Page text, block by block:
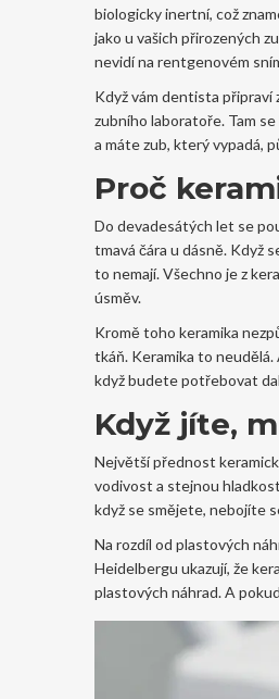
biologicky inertní, což
jako u vašich přirozených
nevidí na rentgenovém
Když vám dentista připraví
zubního laboratoře. Tam
a máte zub, který vypadá,
Proč
Do devadesátých let se
tmavá čára u dásně. Když
to nemají. Všechno je z
úsměv.
Kromě toho keramika
tkáň. Keramika to
když budete potřebovat
Když jíte,
Největší přednost
vodivost a stejnou
když se smějete, nebojíte
Na rozdíl od plastových
Heidelbergu ukazují, že
plastových náhrad. A